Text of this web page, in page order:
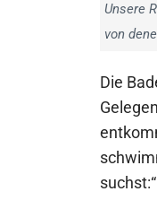
Unsere
von
Die
suchst:“